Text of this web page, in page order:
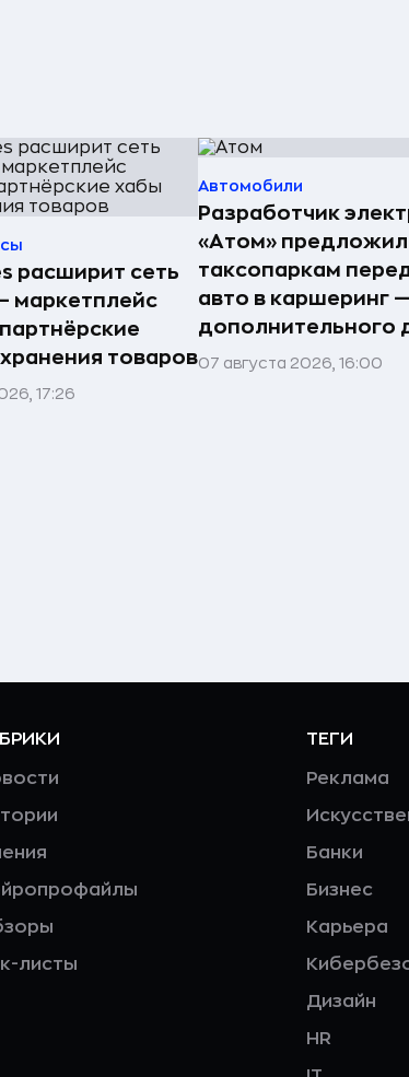
расширит сеть
маркетплейс
товаров
17:26
Автомобили
Разработчик
«Атом» предложил
таксопаркам
авто в каршеринг
дополнительного
07 августа 2026, 16:00
листы
ТЕГИ
Реклама
Банки
Бизнес
Карьера
Дизайн
HR